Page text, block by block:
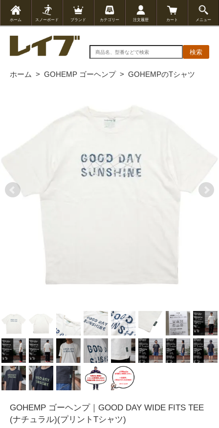
ホーム スノーボード ブランド カテゴリー 注文履歴 カート メニュー
検索
ホーム > GOHEMP ゴーヘンプ> GOHEMPのTシャツ
GOHEMP ゴーヘンプ｜GOOD DAY WIDE FITS TEE
(ナチュラル)(プリントTシャツ)